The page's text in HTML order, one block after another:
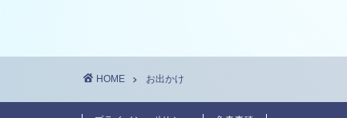
HOME お出かけ